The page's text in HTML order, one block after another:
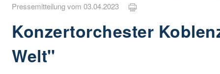
Pressemitteilung vom 03.04.2023
Konzertorchester
Welt"